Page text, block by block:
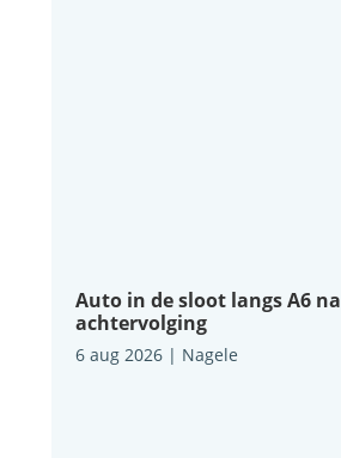
Auto in de sloot langs A6 na
achtervolging
6 aug 2026| Nagele